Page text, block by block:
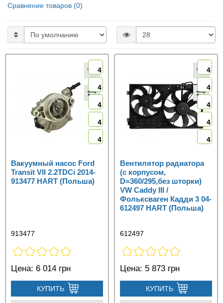
Сравнение товаров (0)
4
4
4
4
4
Вакуумный насос Ford
Transit VII 2.2TDCi 2014-
913477 HART (Польша)
913477
Цена: 6 014 грн
КУПИТЬ
4
4
4
4
4
Вентилятор радиатора
(с корпусом,
D=360/295,без шторки)
VW Caddy III /
Фольксваген Кадди 3 04-
612497 HART (Польша)
612497
Цена: 5 873 грн
КУПИТЬ